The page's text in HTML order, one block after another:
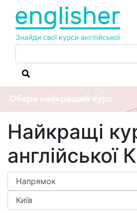
Найкращі
англійської